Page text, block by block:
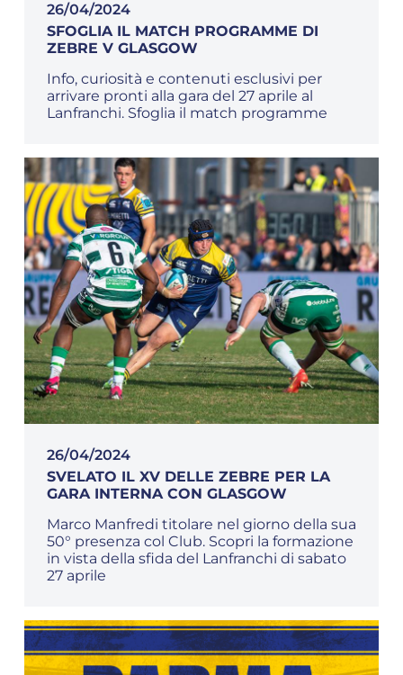
26/04/2024
SFOGLIA IL MATCH PROGRAMME DI
ZEBRE V GLASGOW
Info, curiosità e contenuti esclusivi per
arrivare pronti alla gara del 27 aprile al
Lanfranchi. Sfoglia il match programme
26/04/2024
SVELATO IL XV DELLE ZEBRE PER LA
GARA INTERNA CON GLASGOW
Marco Manfredi titolare nel giorno della sua
50° presenza col Club. Scopri la formazione
in vista della sfida del Lanfranchi di sabato
27 aprile